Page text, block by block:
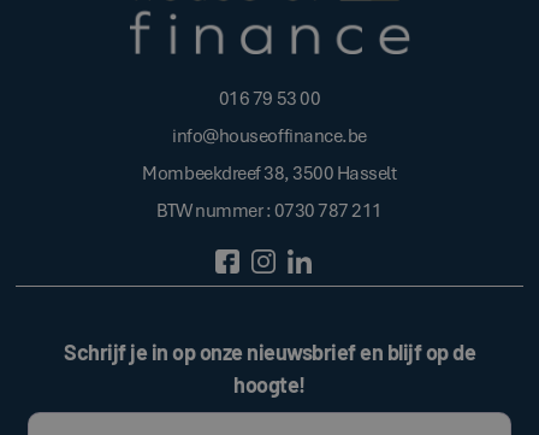
016 79 53 00
info@houseoffinance.be
Mombeekdreef 38, 3500 Hasselt
BTW nummer : 0730 787 211
Schrijf je in op onze nieuwsbrief en blijf op de
hoogte!